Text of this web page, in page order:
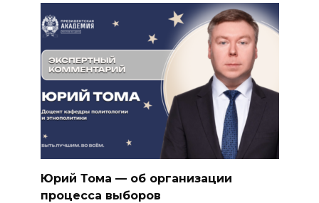
Юрий Тома — об организации
процесса выборов